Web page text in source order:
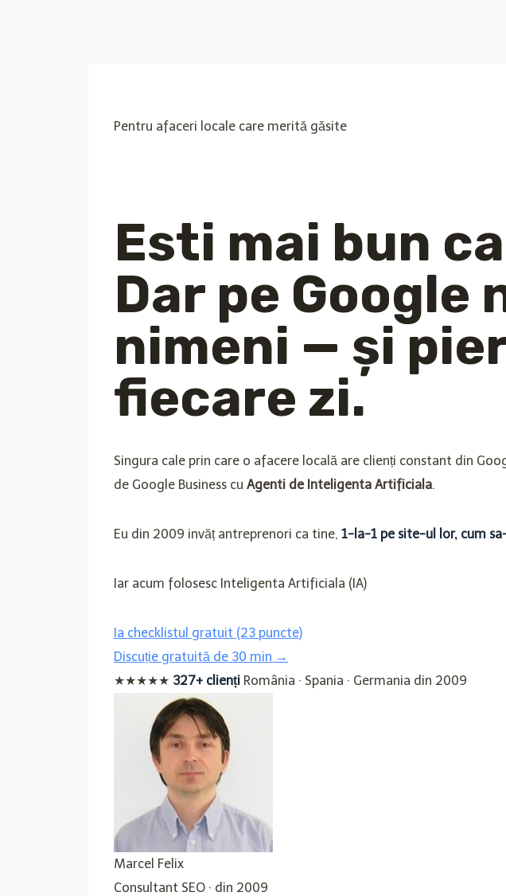
Pentru afaceri locale care merită găsite
Esti mai bun
Dar pe Google
nimeni — și
fiecare zi.
Singura cale prin care o afacere locală are clienți constant din
de Google Business cu Agenti de Inteligenta Artificiala.
Eu din 2009 invăț antreprenori ca tine, 1-la-1 pe site-ul lor, cum
Iar acum folosesc Inteligenta Artificiala (IA)
Ia checklistul gratuit (23 puncte)
Discuție gratuită de 30 min →
★★★★★ 327+ clienți România · Spania · Germania din 2009
Marcel Felix
Consultant SEO · din 2009